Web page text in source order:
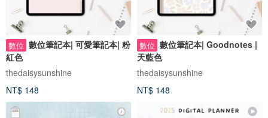
數位 數位筆記本| 可愛筆記本| 粉
紅色
thedaisysunshine
NT$ 148
數位 數位筆記本| Goodnotes |
天藍色
thedaisysunshine
NT$ 148